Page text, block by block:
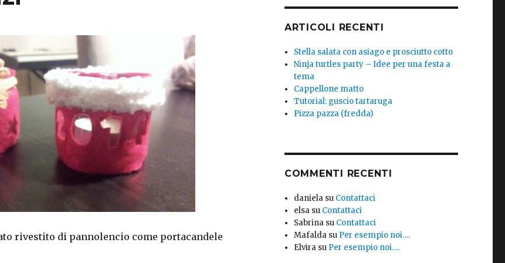
rivestito di pannolencio come portacandele
ARTICOLI RECENTI
Stella salata con asiago e prosciutto cotto
Ninja turtles party – Idee per una festa a
tema
Cappellone matto
Tutorial: guscio tartaruga
Pizza pazza (fredda)
COMMENTI RECENTI
daniela su Contattaci
elsa su Contattaci
Sabrina su Contattaci
Mafalda su Per esempio noi….
Elvira su Per esempio noi….